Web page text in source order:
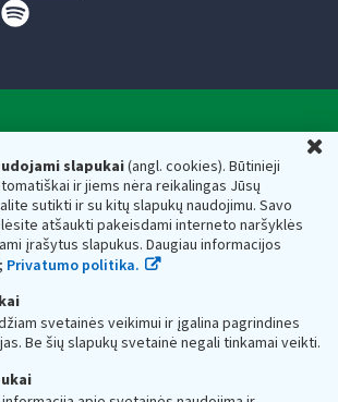
slapukai(angl. cookies). Būtinieji
ir jiems nėra reikalingas Jūsų
sutikti ir su kitų slapukų naudojimu. Savo
atšaukti pakeisdami interneto naršyklės
įrašytus slapukus. Daugiau informacijos
; Privatumo politika.
svetainės veikimui ir įgalina pagrindines
Be šių slapukų svetainė negali tinkamai veikti.
ministerijos
asmens kodas — 188659752,
osios g. 14, 01107 Vilnius, Lietuva, el.paštas:
dėžutės adresas 188659752
mokesčių inspekciją prie Lietuvos
ministerijos kaupiami ir saugomi Juridinių